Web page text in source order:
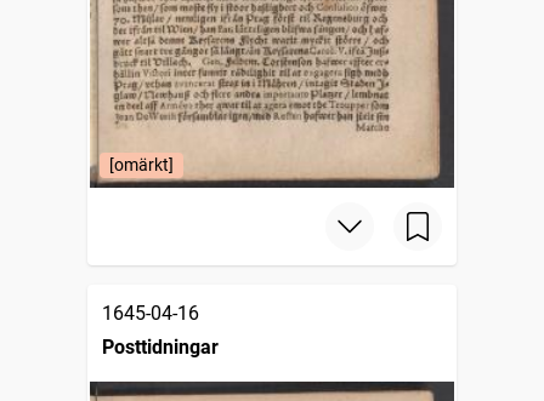
[omärkt]
1645-04-16
Posttidningar